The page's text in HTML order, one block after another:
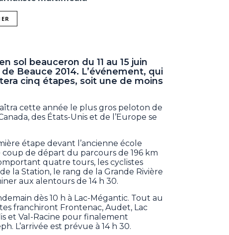
sol beauceron du 11 au 15 juin
Beauce 2014. L’événement, qui
cinq étapes, soit une de moins
cette année le plus gros peloton de
des États-Unis et de l’Europe se
étape devant l’ancienne école
coup de départ du parcours de 196 km
quatre tours, les cyclistes
la Station, le rang de la Grande Rivière
aux alentours de 14 h 30.
dès 10 h à Lac-Mégantic. Tout au
franchiront Frontenac, Audet, Lac
et Val-Racine pour finalement
L’arrivée est prévue à 14 h 30.